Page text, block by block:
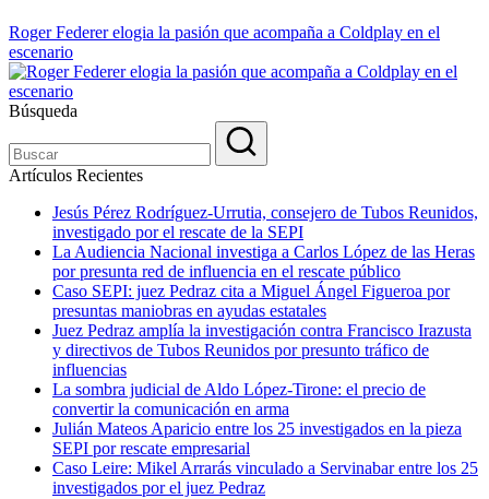
Roger Federer elogia la pasión que acompaña a Coldplay en el
escenario
Búsqueda
Artículos Recientes
Jesús Pérez Rodríguez-Urrutia, consejero de Tubos Reunidos,
investigado por el rescate de la SEPI
La Audiencia Nacional investiga a Carlos López de las Heras
por presunta red de influencia en el rescate público
Caso SEPI: juez Pedraz cita a Miguel Ángel Figueroa por
presuntas maniobras en ayudas estatales
Juez Pedraz amplía la investigación contra Francisco Irazusta
y directivos de Tubos Reunidos por presunto tráfico de
influencias
La sombra judicial de Aldo López-Tirone: el precio de
convertir la comunicación en arma
Julián Mateos Aparicio entre los 25 investigados en la pieza
SEPI por rescate empresarial
Caso Leire: Mikel Arrarás vinculado a Servinabar entre los 25
investigados por el juez Pedraz